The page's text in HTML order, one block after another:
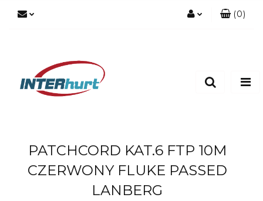
(0)
PATCHCORD KAT.6 FTP 10M
CZERWONY FLUKE PASSED
LANBERG